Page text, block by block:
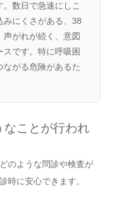
数日で急速にしこ
みにくさがある、38
声がれが続く、意図
です。特に呼吸困
がる危険があるた
なことが行われ
のような問診や検査が
時に安心できます。